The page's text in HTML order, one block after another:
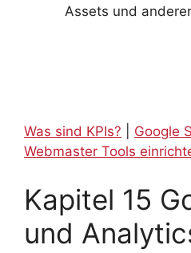
Assets und
Was sind KPIs?
Google
Webmaster Tools
Kapitel 15
und